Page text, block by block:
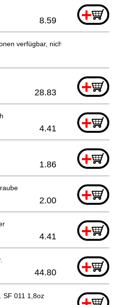
+
8.59
verfügbar, nicht bestellbar
+
28.83
+
4.41
+
1.86
+
2.00
+
4.41
+
44.80
SF 011 1,8oz